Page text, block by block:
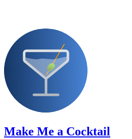
Make Me a Cocktail